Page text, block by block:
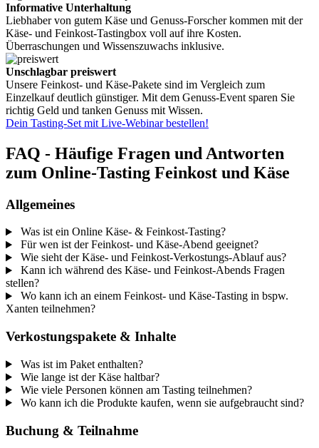
Informative Unterhaltung
Liebhaber von gutem Käse und Genuss-Forscher kommen mit der
Käse- und Feinkost-Tastingbox voll auf ihre Kosten.
Überraschungen und Wissenszuwachs inklusive.
Unschlagbar preiswert
Unsere Feinkost- und Käse-Pakete sind im Vergleich zum
Einzelkauf deutlich günstiger. Mit dem Genuss-Event sparen Sie
richtig Geld und tanken Genuss mit Wissen.
Dein Tasting-Set mit Live-Webinar bestellen!
FAQ - Häufige Fragen und Antworten
zum Online-Tasting Feinkost und Käse
Allgemeines
Was ist ein Online Käse- & Feinkost-Tasting?
Für wen ist der Feinkost- und Käse-Abend geeignet?
Wie sieht der Käse- und Feinkost-Verkostungs-Ablauf aus?
Kann ich während des Käse- und Feinkost-Abends Fragen
stellen?
Wo kann ich an einem Feinkost- und Käse-Tasting in bspw.
Xanten teilnehmen?
Verkostungspakete & Inhalte
Was ist im Paket enthalten?
Wie lange ist der Käse haltbar?
Wie viele Personen können am Tasting teilnehmen?
Wo kann ich die Produkte kaufen, wenn sie aufgebraucht sind?
Buchung & Teilnahme